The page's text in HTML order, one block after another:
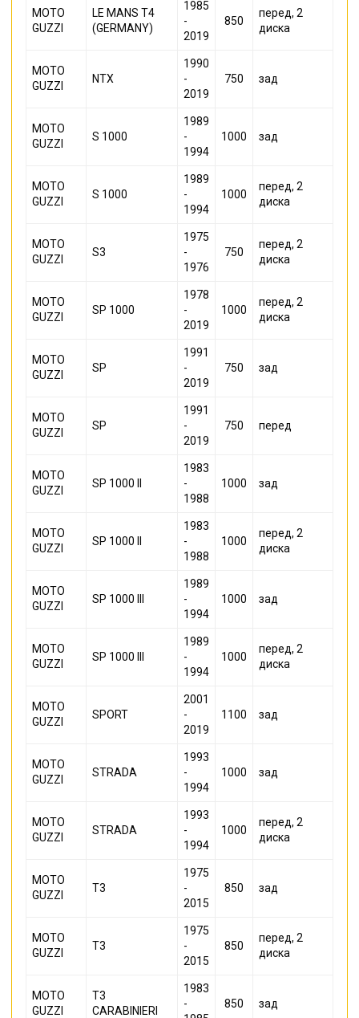
MOTO
GUZZI
LE MANS T4
(GERMANY)
1985
-
2019
850
перед, 2
диска
MOTO
GUZZI
NTX
1990
-
2019
750 зад
MOTO
GUZZI
S 1000
1989
-
1994
1000 зад
MOTO
GUZZI
S 1000
1989
-
1994
1000
перед, 2
диска
MOTO
GUZZI
S3
1975
-
1976
750
перед, 2
диска
MOTO
GUZZI
SP 1000
1978
-
2019
1000
перед, 2
диска
MOTO
GUZZI
SP
1991
-
2019
750 зад
MOTO
GUZZI
SP
1991
-
2019
750 перед
MOTO
GUZZI
SP 1000 II
1983
-
1988
1000 зад
MOTO
GUZZI
SP 1000 II
1983
-
1988
1000
перед, 2
диска
MOTO
GUZZI
SP 1000 III
1989
-
1994
1000 зад
MOTO
GUZZI
SP 1000 III
1989
-
1994
1000
перед, 2
диска
MOTO
GUZZI
SPORT
2001
-
2019
1100 зад
MOTO
GUZZI
STRADA
1993
-
1994
1000 зад
MOTO
GUZZI
STRADA
1993
-
1994
1000
перед, 2
диска
MOTO
GUZZI
T3
1975
-
2015
850 зад
MOTO
GUZZI
T3
1975
-
2015
850
перед, 2
диска
MOTO
GUZZI
T3
CARABINIERI
1983
-
850 зад